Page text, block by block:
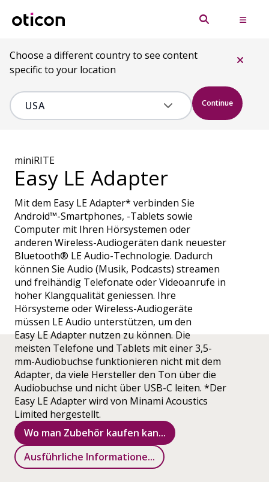
Choose a different country to see content
specific to your location
Continue
miniRITE
Easy LE Adapter
Mit dem Easy LE Adapter* verbinden Sie
Android™-Smartphones, -Tablets sowie
Computer mit Ihren Hörsystemen oder
anderen Wireless-Audiogeräten dank neuester
Bluetooth® LE Audio-Technologie. Dadurch
können Sie Audio (Musik, Podcasts) streamen
und freihändig Telefonate oder Videoanrufe in
hoher Klangqualität geniessen. Ihre
Hörsysteme oder Wireless-Audiogeräte
müssen LE Audio unterstützen, um den
Easy LE Adapter nutzen zu können. Die
meisten Telefone und Tablets mit einer 3,5-
mm-Audiobuchse funktionieren nicht mit dem
Adapter, da viele Hersteller den Ton über die
Audiobuchse und nicht über USB-C leiten. *Der
Easy LE Adapter wird von Minami Acoustics
Limited hergestellt.
Wo man Zubehör kaufen kan...
Ausführliche Informatione...